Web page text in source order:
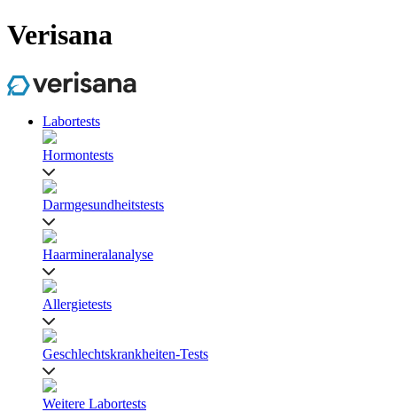
Verisana
Labortests
Hormontests
Darmgesundheitstests
Haarmineralanalyse
Allergietests
Geschlechtskrankheiten-Tests
Weitere Labortests